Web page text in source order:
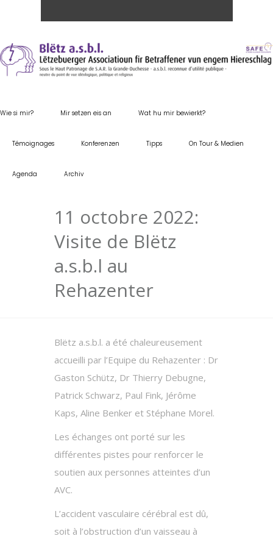
Wie si mir? Mir setzen eis an Wat hu mir bewierkt?
Témoignages Konferenzen Tipps On Tour & Medien
Agenda Archiv
11 octobre 2022:
Visite de Blëtz
a.s.b.l au
Rehazenter
Blëtz a.s.b.l. a été chaleureusement
accueilli par l’Equipe du Rehazenter : Dr
Gaston Schütz, Dr Thierry Debugne,
Patrick Schwarz, Paul Fink, Jérôme
Kaps, Aline Benker et Stéphane Morel.
Les échanges ont porté sur les
différentes pistes pour renforcer le
soutien aux personnes atteintes d’un
AVC.
L’accident vasculaire cérébral est dû,
soit à l’obstruction d’un vaisseau à